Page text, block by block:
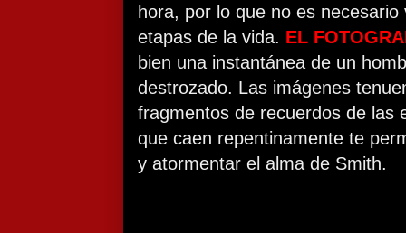
hora, por lo que no es
etapas de la vida. EL
bien una instantánea de un
destrozado. Las imágenes
fragmentos de recuerdos de las
que caen repentinamente te
y atormentar el alma de Smith.